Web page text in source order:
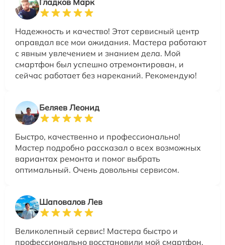
Надежность и качество! Этот сервисный центр
оправдал все мои ожидания. Мастера работают
с явным увлечением и знанием дела. Мой
смартфон был успешно отремонтирован, и
сейчас работает без нареканий. Рекомендую!
Беляев Леонид
Быстро, качественно и профессионально!
Мастер подробно рассказал о всех возможных
вариантах ремонта и помог выбрать
оптимальный. Очень довольны сервисом.
Шаповалов Лев
Великолепный сервис! Мастера быстро и
профессионально восстановили мой смартфон,